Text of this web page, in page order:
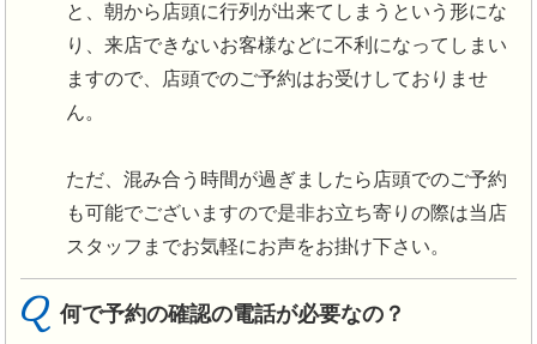
と、朝から店頭に行列が出来てしまうという形にな
り、来店できないお客様などに不利になってしまい
ますので、店頭でのご予約はお受けしておりませ
ん。
ただ、混み合う時間が過ぎましたら店頭でのご予約
も可能でございますので是非お立ち寄りの際は当店
スタッフまでお気軽にお声をお掛け下さい。
Q 何で予約の確認の電話が必要なの？